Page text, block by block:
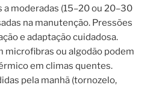
a moderadas (15–20 ou 20–30
na manutenção. Pressões
e adaptação cuidadosa.
microfibras ou algodão podem
em climas quentes.
pela manhã (tornozelo,